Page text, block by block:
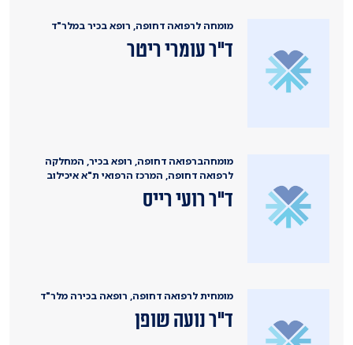
מומחה לרפואה דחופה, רופא בכיר במלר"ד
ד"ר עומרי ריטר
מומחהברפואה דחופה, רופא בכיר, המחלקה
לרפואה דחופה, המרכז הרפואי ת"א איכילוב
ד"ר רועי רייס
מומחית לרפואה דחופה, רופאה בכירה מלר"ד
ד"ר נועה שופן